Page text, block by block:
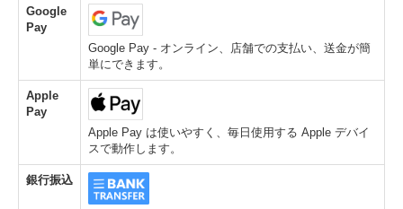
Google
Pay
Google Pay - オンライン、店舗での支払い、送金が簡
単にできます。
Apple
Pay
Apple Pay は使いやすく、毎日使用する Apple デバイ
スで動作します。
銀行振込